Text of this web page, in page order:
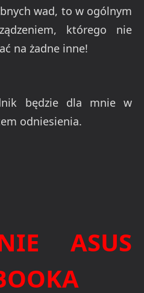
wad, to w ogólnym
którego nie
na żadne inne!
będzie dla mnie w
odniesienia.
ASUS